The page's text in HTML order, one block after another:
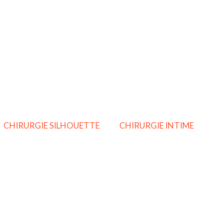
CHIRURGIE SILHOUETTE CHIRURGIE INTIME